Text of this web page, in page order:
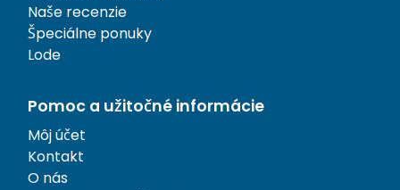
Naše recenzie
Špeciálne ponuky
Lode
Pomoc a užitočné informácie
Môj účet
Kontakt
O nás